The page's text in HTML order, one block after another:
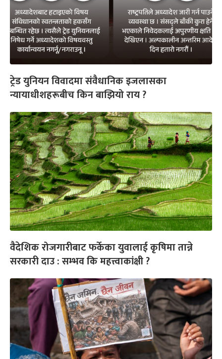
ट्रेड युनियन विवादमा संवैधानिक इजलासका
न्यायाधीशहरूबीच किन बाझियो राय ?
वैदेशिक रोजगारीबाट फर्केका युवालाई कृषिमा तान्ने
सरकारी दाउ : सम्भव कि महत्त्वाकांक्षी ?